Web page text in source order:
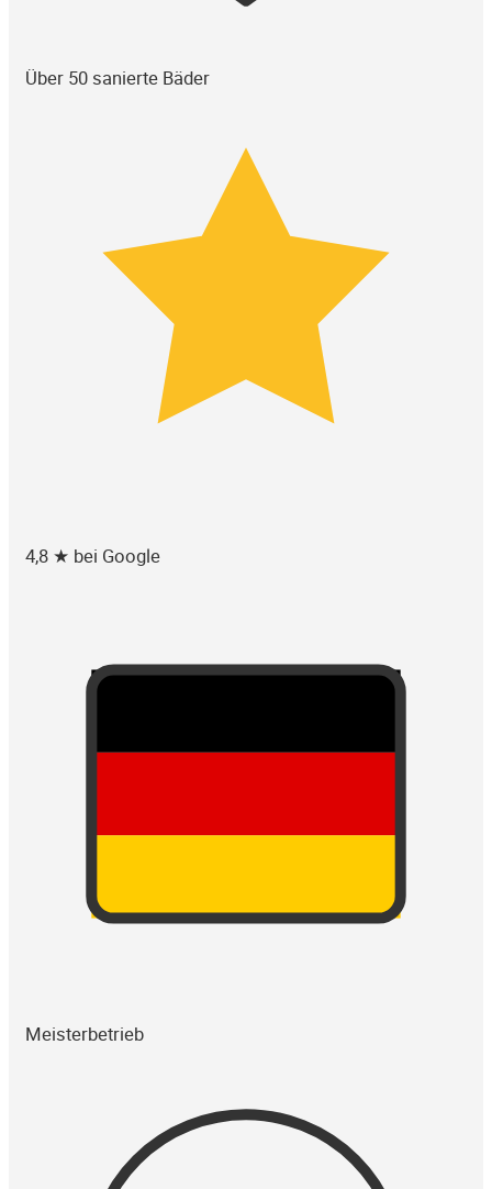
Über 50 sanierte Bäder
4,8 ★ bei Google
Meisterbetrieb